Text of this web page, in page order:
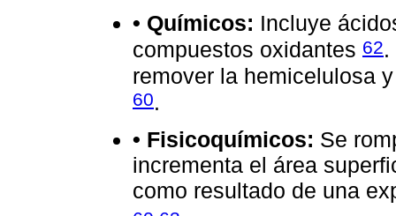
• Químicos: Incluye
compuestos oxidantes 62.
remover la hemicelulosa
60.
• Fisicoquímicos: Se
incrementa el área
como resultado de una